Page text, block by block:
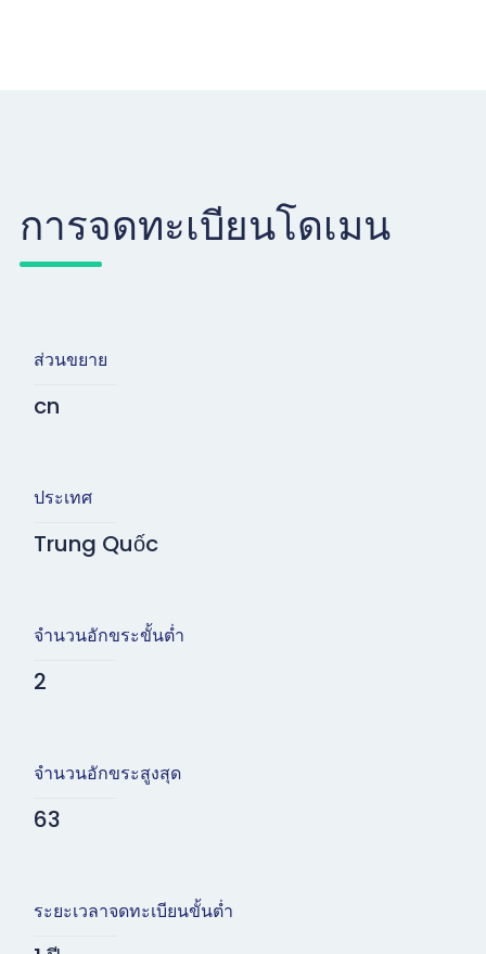
การจดทะเบียนโดเมน
ส่วนขยาย
cn
ประเทศ
Trung Quốc
จำนวนอักขระขั้นต่ำ
2
จำนวนอักขระสูงสุด
63
ระยะเวลาจดทะเบียนขั้นต่ำ